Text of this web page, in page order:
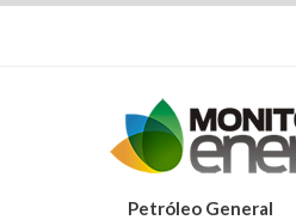
Petróleo General